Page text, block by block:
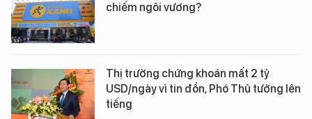
chiếm ngôi vương?
Thị trường chứng khoán mất 2 tỷ
USD/ngày vì tin đồn, Phó Thủ tướng lên
tiếng